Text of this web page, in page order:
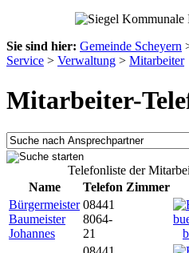
Sie sind hier: Gemeinde Scheyern
Service > Verwaltung > Mitarbeiter
Mitarbeiter-
Telefonliste der
Name
Telefon Zimmer
Bürgermeister
Baumeister
Johannes
08441
8064-
21